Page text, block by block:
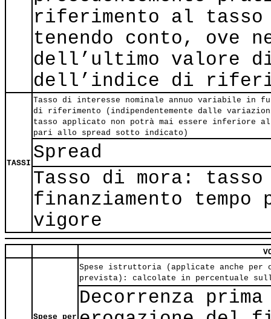
riferimento al
tenendo conto, ove
dell’ultimo valore
dell’indice di
TASSI
Tasso di interesse nominale annuo variabile in
di riferimento (indipendentemente dalle
tasso applicato non potrà mai essere inferiore
pari allo spread sotto indicato)
Spread
Tasso di mora:
finanziamento tempo
vigore
Spese per
Spese istruttoria (applicate anche per
prevista): calcolate in percentuale
Decorrenza